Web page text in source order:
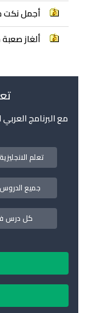
أجمل نكت
ألغاز
مع البرنامج العربي
تعلم
جميع الدروس
كل درس فيه 5 اختبارات تفاعلية لتحسين